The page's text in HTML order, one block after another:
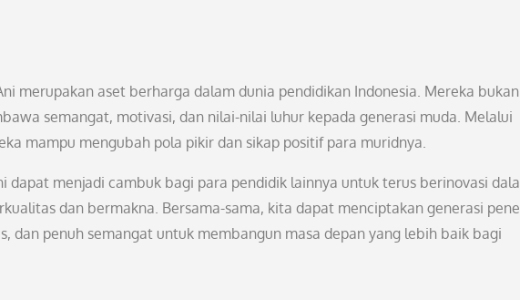
merupakan aset berharga dalam dunia pendidikan Indonesia. Mereka bukan
semangat, motivasi, dan nilai-nilai luhur kepada generasi muda. Melalui
mampu mengubah pola pikir dan sikap positif para muridnya.
dapat menjadi cambuk bagi para pendidik lainnya untuk terus berinovasi
dan bermakna. Bersama-sama, kita dapat menciptakan generasi
dan penuh semangat untuk membangun masa depan yang lebih baik bagi